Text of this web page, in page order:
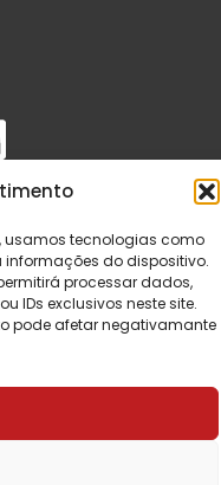
usamos tecnologias como
do dispositivo.
processar dados,
IDs exclusivos neste site.
pode afetar negativamante
Todos os